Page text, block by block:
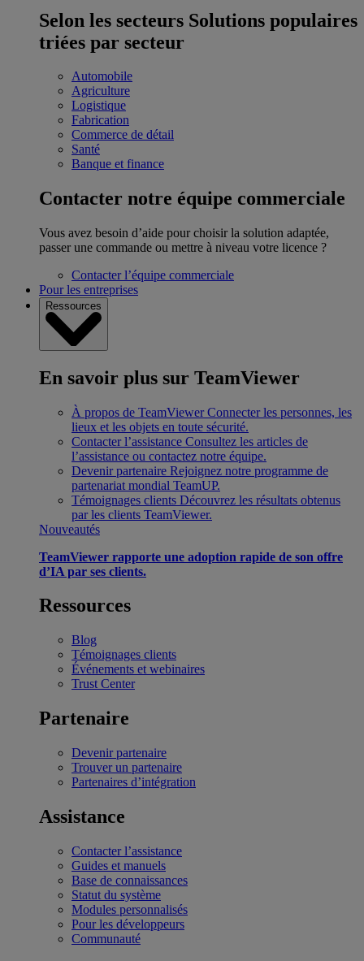
Selon les secteurs Solutions populaires
triées par secteur
Automobile
Agriculture
Logistique
Fabrication
Commerce de détail
Santé
Banque et finance
Contacter notre équipe commerciale
Vous avez besoin d’aide pour choisir la solution adaptée,
passer une commande ou mettre à niveau votre licence ?
Contacter l’équipe commerciale
Pour les entreprises
Ressources
En savoir plus sur TeamViewer
À propos de TeamViewer Connecter les personnes, les
lieux et les objets en toute sécurité.
Contacter l’assistance Consultez les articles de
l’assistance ou contactez notre équipe.
Devenir partenaire Rejoignez notre programme de
partenariat mondial TeamUP.
Témoignages clients Découvrez les résultats obtenus
par les clients TeamViewer.
Nouveautés
TeamViewer rapporte une adoption rapide de son offre
d’IA par ses clients.
Ressources
Blog
Témoignages clients
Événements et webinaires
Trust Center
Partenaire
Devenir partenaire
Trouver un partenaire
Partenaires d’intégration
Assistance
Contacter l’assistance
Guides et manuels
Base de connaissances
Statut du système
Modules personnalisés
Pour les développeurs
Communauté